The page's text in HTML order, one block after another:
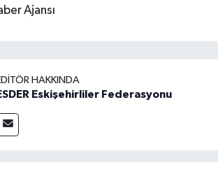
Ajansı
HAKKINDA
Eskişehirliler Federasyonu